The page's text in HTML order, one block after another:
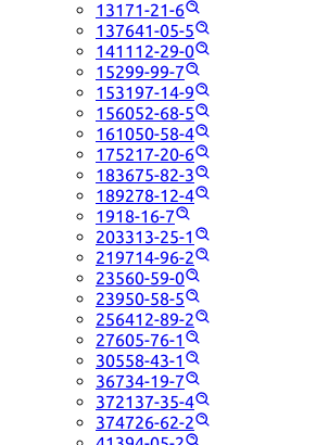
13171-21-6
137641-05-5
141112-29-0
15299-99-7
153197-14-9
156052-68-5
161050-58-4
175217-20-6
183675-82-3
189278-12-4
1918-16-7
203313-25-1
219714-96-2
23560-59-0
23950-58-5
256412-89-2
27605-76-1
30558-43-1
36734-19-7
372137-35-4
374726-62-2